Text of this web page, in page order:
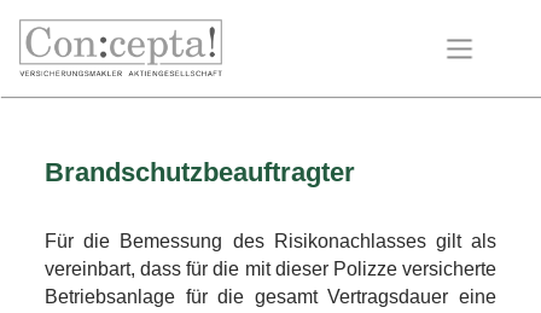
Brandschutzbeauftragter
Für die Bemessung des Risikonachlasses gilt als
vereinbart, dass für die mit dieser Polizze versicherte
Betriebsanlage für die gesamt Vertragsdauer eine